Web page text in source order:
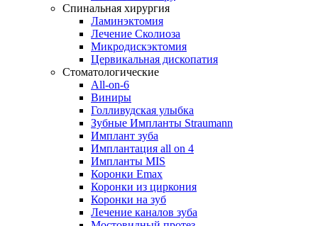
Спинальная хирургия
Ламинэктомия
Лечение Сколиоза
Микродискэктомия
Цервикальная дископатия
Стоматологические
All-on-6
Виниры
Голливудская улыбка
Зубные Импланты Straumann
Имплант зуба
Имплантация all on 4
Импланты MIS
Коронки Emax
Коронки из циркония
Коронки на зуб
Лечение каналов зуба